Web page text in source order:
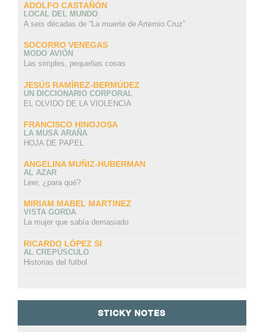
ADOLFO CASTAÑÓN
LOCAL DEL MUNDO
A seis décadas de “La muerte de Artemio Cruz”
SOCORRO VENEGAS
MODO AVIÓN
Las simples, pequeñas cosas
JESÚS RAMÍREZ-BERMÚDEZ
UN DICCIONARIO CORPORAL
EL OLVIDO DE LA VIOLENCIA
FRANCISCO HINOJOSA
LA MUSA ARAÑA
HOJA DE PAPEL
ANGELINA MUÑIZ-HUBERMAN
AL AZAR
Leer, ¿para qué?
MIRIAM MABEL MARTINEZ
VISTA GORDA
La mujer que sabía demasiado
RICARDO LÓPEZ SI
AL CREPÚSCULO
Historias del futbol
STICKY NOTES